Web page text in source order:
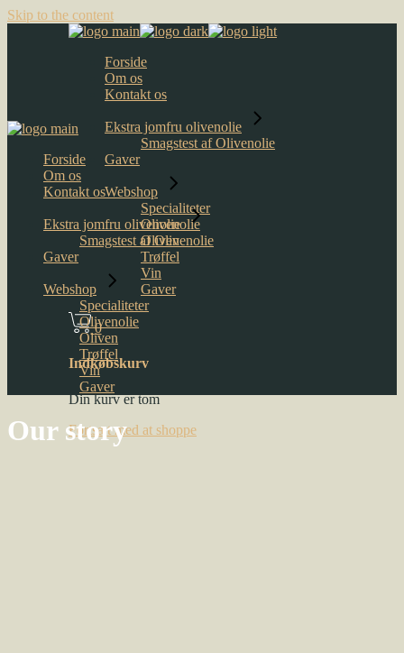
Skip to the content
Forside
Om os
Kontakt os
Ekstra jomfru olivenolie
Smagstest af Olivenolie
Gaver
Webshop
Specialiteter
Olivenolie
Oliven
Trøffel
Vin
Gaver
0
Indkøbskurv
Din kurv er tom
Fortsæt med at shoppe
Forside
Om os
Kontakt os
Ekstra jomfru olivenolie
Smagstest af Olivenolie
Gaver
Webshop
Specialiteter
Olivenolie
Oliven
Trøffel
Vin
Gaver
Our story